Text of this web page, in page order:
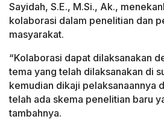
Sayidah, S.E., M.Si., Ak.,
kolaborasi dalam penelitian dan
masyarakat.
“Kolaborasi dapat dilaksanakan
tema yang telah dilaksanakan di
kemudian dikaji pelaksanaannya
telah ada skema penelitian baru
tambahnya.